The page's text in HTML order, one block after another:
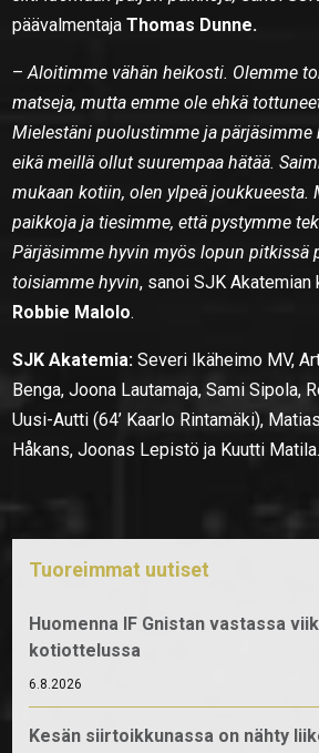
päävalmentajaThomas Dunne.
–Aloitimme vähän heikosti. Olemme
matseja, mutta emme ole ehkä
Mielestäni puolustimme ja pärjäsimme
eikä meillä ollut suurempaa hätää.
mukaan kotiin, olen ylpeä joukkueesta.
paikkoja ja tiesimme, että pystymme
Pärjäsimme hyvin myös lopun pitkissä
toisiamme hyvin, sanoi SJK
Robbie Malolo.
SJK Akatemia: Severi Ikäheimo MV,
Benga, Joona Lautamaja, Sami Sipola,
Uusi-Autti (64’ Kaarlo Rintamäki),
Håkans, Joonas Lepistö ja Kuutti Matila.
Tuoreimmat uutiset
Huomenna IF Gnistan vastassa
kotiottelussa
6.8.2026
Kesän siirtoikkunassa on nähty